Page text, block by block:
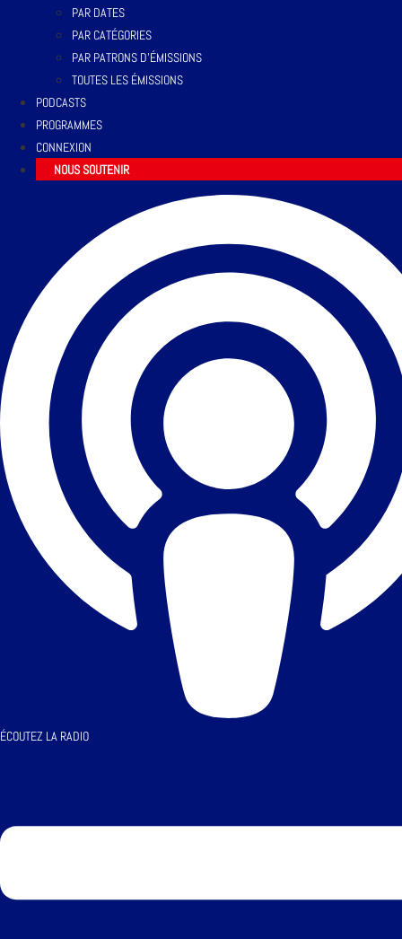
PAR DATES
PAR CATÉGORIES
PAR PATRONS D’ÉMISSIONS
TOUTES LES ÉMISSIONS
PODCASTS
PROGRAMMES
CONNEXION
NOUS SOUTENIR
ÉCOUTEZ LA RADIO